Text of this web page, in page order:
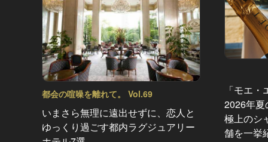
都会の喧噪を離れて。 Vol.69
いまさら無理に遠出せずに、恋人と
ゆっくり過ごす都内ラグジュアリー
「モエ
2026年夏
極上のシ
舗を一挙